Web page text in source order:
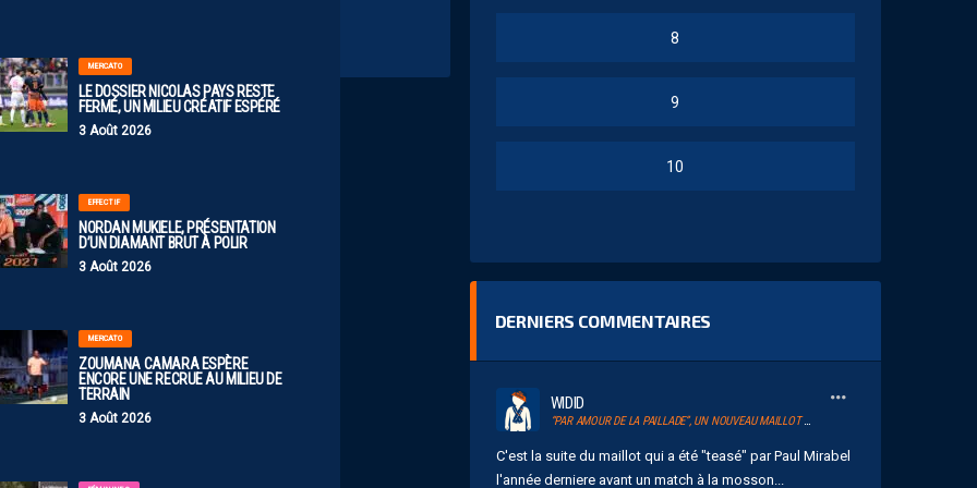
MERCATO
LE DOSSIER NICOLAS PAYS RESTE
FERMÉ, UN MILIEU CRÉATIF ESPÉRÉ
3 Août 2026
EFFECTIF
NORDAN MUKIELE, PRÉSENTATION
D’UN DIAMANT BRUT À POLIR
3 Août 2026
MERCATO
ZOUMANA CAMARA ESPÈRE
ENCORE UNE RECRUE AU MILIEU DE
TERRAIN
3 Août 2026
8
9
10
DERNIERS COMMENTAIRES
WIDID
“PAR AMOUR DE LA PAILLADE”, UN NOUVEAU MAILLOT POUR LE MHSC
C'est la suite du maillot qui a été "teasé" par Paul Mirabel
l'année derniere avant un match à la mosson...